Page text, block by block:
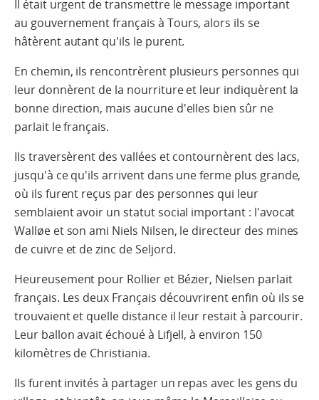
Il était urgent de transmettre le message important
au gouvernement français à Tours, alors ils se
hâtèrent autant qu'ils le purent.
En chemin, ils rencontrèrent plusieurs personnes qui
leur donnèrent de la nourriture et leur indiquèrent la
bonne direction, mais aucune d'elles bien sûr ne
parlait le français.
Ils traversèrent des vallées et contournèrent des lacs,
jusqu'à ce qu'ils arrivent dans une ferme plus grande,
où ils furent reçus par des personnes qui leur
semblaient avoir un statut social important : l'avocat
Walløe et son ami Niels Nilsen, le directeur des mines
de cuivre et de zinc de Seljord.
Heureusement pour Rollier et Bézier, Nielsen parlait
français. Les deux Français découvrirent enfin où ils se
trouvaient et quelle distance il leur restait à parcourir.
Leur ballon avait échoué à Lifjell, à environ 150
kilomètres de Christiania.
Ils furent invités à partager un repas avec les gens du